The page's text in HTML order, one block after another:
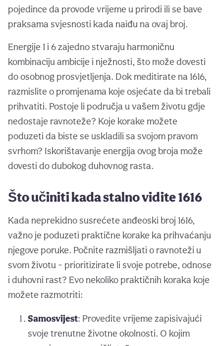
pojedince da provode vrijeme u prirodi ili se bave
praksama svjesnosti kada naiđu na ovaj broj.
Energije 1 i 6 zajedno stvaraju harmoničnu
kombinaciju ambicije i nježnosti, što može dovesti
do osobnog prosvjetljenja. Dok meditirate na 1616,
razmislite o promjenama koje osjećate da bi trebali
prihvatiti. Postoje li područja u vašem životu gdje
nedostaje ravnoteže? Koje korake možete
poduzeti da biste se uskladili sa svojom pravom
svrhom? Iskorištavanje energija ovog broja može
dovesti do dubokog duhovnog rasta.
Što učiniti kada stalno vidite 1616
Kada neprekidno susrećete anđeoski broj 1616,
važno je poduzeti praktične korake ka prihvaćanju
njegove poruke. Počnite razmišljati o ravnoteži u
svom životu - prioritizirate li svoje potrebe, odnose
i duhovni rast? Evo nekoliko praktičnih koraka koje
možete razmotriti:
Samosvijest: Provedite vrijeme zapisivajući
svoje trenutne životne okolnosti. O kojim